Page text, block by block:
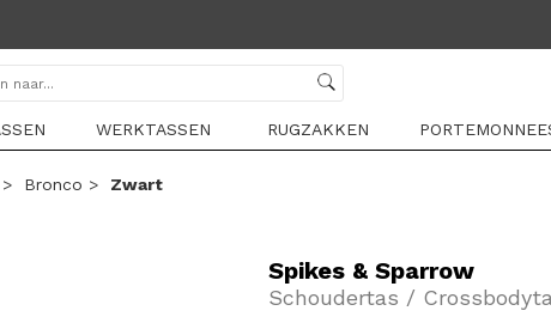
WERKTASSEN RUGZAKKEN
> Bronco > Zwart
Spikes & Sparrow
Schoudertas /